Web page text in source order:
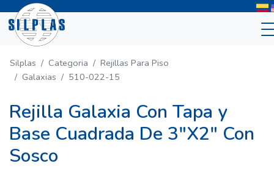
Silplas Categoria
Rejillas Para Piso
Galaxias
510-022-15
Rejilla Galaxia Con Tapa y
Base Cuadrada De 3"X2" Con
Sosco